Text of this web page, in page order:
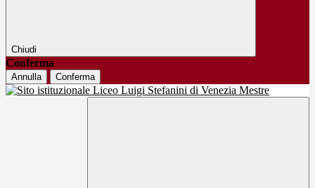
Chiudi
Conferma
Annulla Conferma